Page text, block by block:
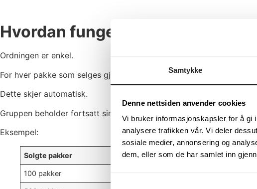
Samtykke
Denne nettsiden anvender cookies
Vi bruker informasjonskapsler for å gi
analysere trafikken vår. Vi deler
sosiale medier, annonsering og
dem, eller som de har samlet inn
Hvordan fungerer ordningen?
Ordningen er enkel.
For hver pakke som selges gjennom Dugnadstid, avsettes 2
Dette skjer automatisk.
Gruppen beholder fortsatt sin fortjeneste, samtidig som salget
Eksempel:
Solgte pakker
100 pakker